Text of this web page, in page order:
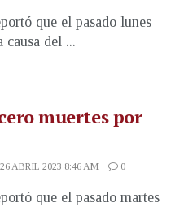
que el pasado lunes
causa del ...
muertes por
ABRIL 2023 8:46 AM 0
que el pasado martes